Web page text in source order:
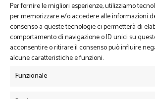
Per fornire le migliori esperienze, utilizziamo
per memorizzare e/o accedere alle informazioni
consenso a queste tecnologie ci permetterà di
comportamento di navigazione o ID unici su
acconsentire o ritirare il consenso può influire
alcune caratteristiche e funzioni.
Funzionale